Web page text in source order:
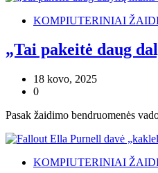
KOMPIUTERINIAI
„Tai pakeitė daug
18 kovo, 2025
0
Pasak žaidimo bendruomenės
KOMPIUTERINIAI